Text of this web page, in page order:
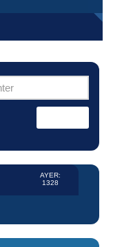
AYER:
1328